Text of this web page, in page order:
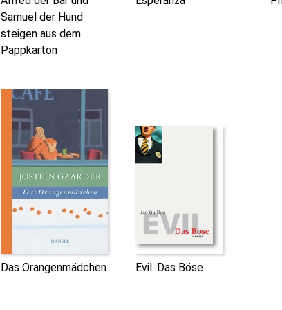
Samuel der Hund
steigen aus dem
Pappkarton
Das Orangenmädchen Evil. Das Böse